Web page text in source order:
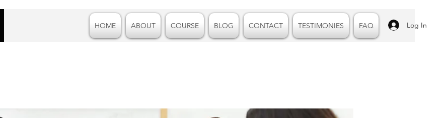
HOME ABOUT COURSE BLOG CONTACT TESTIMONIES FAQ Log In